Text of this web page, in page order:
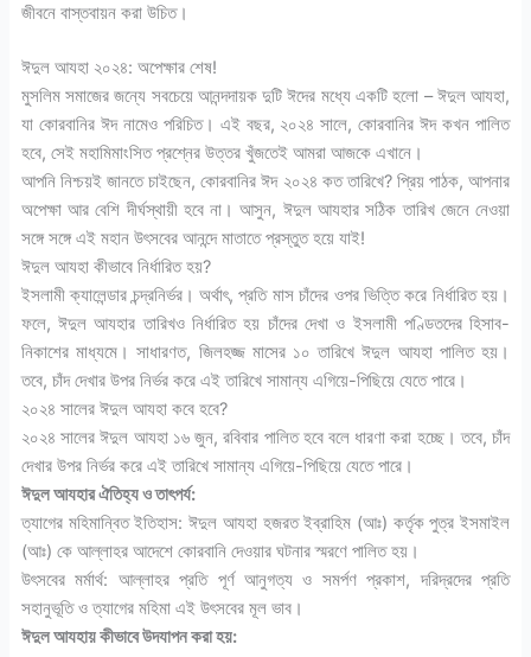
জীবনে বাস্তবায়ন করা উচিত।
ঈদুল আযহা ২০২৪: অপেক্ষার শেষ!
মুসলিম সমাজের জন্যে সবচেয়ে আনন্দদায়ক দুটি ঈদের মধ্যে একটি হলো – ঈদুল আযহা,
যা কোরবানির ঈদ নামেও পরিচিত। এই বছর, ২০২৪ সালে, কোরবানির ঈদ কখন পালিত
হবে, সেই মহামিমাংসিত প্রশ্নের উত্তর খুঁজতেই আমরা আজকে এখানে।
আপনি নিশ্চয়ই জানতে চাইছেন, কোরবানির ঈদ ২০২৪ কত তারিখে? প্রিয় পাঠক, আপনার
অপেক্ষা আর বেশি দীর্ঘস্থায়ী হবে না। আসুন, ঈদুল আযহার সঠিক তারিখ জেনে নেওয়া
সঙ্গে সঙ্গে এই মহান উৎসবের আনন্দে মাতাতে প্রস্তুত হয়ে যাই!
ঈদুল আযহা কীভাবে নির্ধারিত হয়?
ইসলামী ক্যালেন্ডার চন্দ্রনির্ভর। অর্থাৎ, প্রতি মাস চাঁদের ওপর ভিত্তি করে নির্ধারিত হয়।
ফলে, ঈদুল আযহার তারিখও নির্ধারিত হয় চাঁদের দেখা ও ইসলামী পণ্ডিতদের হিসাব-
নিকাশের মাধ্যমে। সাধারণত, জিলহজ্জ মাসের ১০ তারিখে ঈদুল আযহা পালিত হয়।
তবে, চাঁদ দেখার উপর নির্ভর করে এই তারিখে সামান্য এগিয়ে-পিছিয়ে যেতে পারে।
২০২৪ সালের ঈদুল আযহা কবে হবে?
২০২৪ সালের ঈদুল আযহা ১৬ জুন, রবিবার পালিত হবে বলে ধারণা করা হচ্ছে। তবে, চাঁদ
দেখার উপর নির্ভর করে এই তারিখে সামান্য এগিয়ে-পিছিয়ে যেতে পারে।
ঈদুল আযহার ঐতিহ্য ও তাৎপর্য:
ত্যাগের মহিমান্বিত ইতিহাস: ঈদুল আযহা হজরত ইব্রাহিম (আঃ) কর্তৃক পুত্র ইসমাইল
(আঃ) কে আল্লাহর আদেশে কোরবানি দেওয়ার ঘটনার স্মরণে পালিত হয়।
উৎসবের মর্মার্থ: আল্লাহর প্রতি পূর্ণ আনুগত্য ও সমর্পণ প্রকাশ, দরিদ্রদের প্রতি
সহানুভূতি ও ত্যাগের মহিমা এই উৎসবের মূল ভাব।
ঈদুল আযহায় কীভাবে উদযাপন করা হয়: